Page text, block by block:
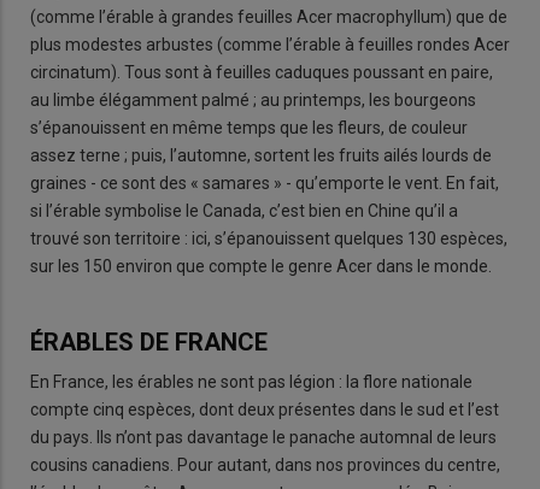
(comme l’érable à grandes feuilles Acer macrophyllum) que de
plus modestes arbustes (comme l’érable à feuilles rondes Acer
circinatum). Tous sont à feuilles caduques poussant en paire,
au limbe élégamment palmé ; au printemps, les bourgeons
s’épanouissent en même temps que les fleurs, de couleur
assez terne ; puis, l’automne, sortent les fruits ailés lourds de
graines - ce sont des « samares » - qu’emporte le vent. En fait,
si l’érable symbolise le Canada, c’est bien en Chine qu’il a
trouvé son territoire : ici, s’épanouissent quelques 130 espèces,
sur les 150 environ que compte le genre Acer dans le monde.
ÉRABLES DE FRANCE
En France, les érables ne sont pas légion : la flore nationale
compte cinq espèces, dont deux présentes dans le sud et l’est
du pays. Ils n’ont pas davantage le panache automnal de leurs
cousins canadiens. Pour autant, dans nos provinces du centre,